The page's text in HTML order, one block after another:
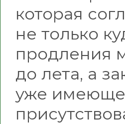
которая
не только
продления
до лета, а
уже